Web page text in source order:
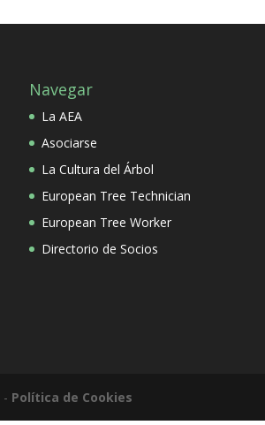
Navegar
La AEA
Asociarse
La Cultura del Árbol
European Tree Technician
European Tree Worker
Directorio de Socios
- Política de Cookies